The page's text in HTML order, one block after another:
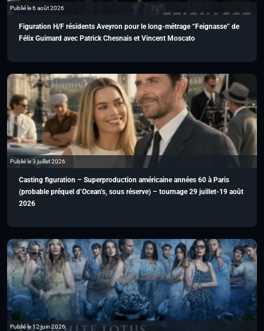
Publié le 6 août 2026
Figuration H/F résidents Aveyron pour le long-métrage “Feignasse” de
Félix Guimard avec Patrick Chesnais et Vincent Moscato
Publié le 3 juillet 2026
Casting figuration – Superproduction américaine années 60 à Paris
(probable préquel d’Ocean’s, sous réserve) – tournage 29 juillet-19 août
2026
Publié le 12 juin 2026